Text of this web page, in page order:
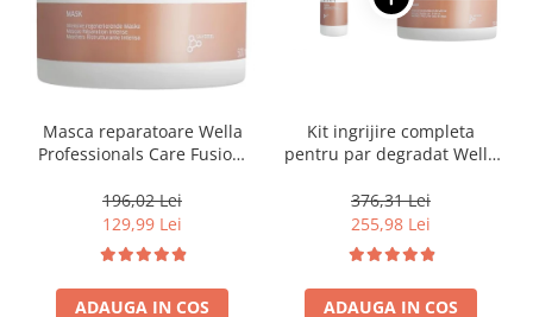
Masca reparatoare Wella
Professionals Care Fusion,
196,02 Lei
129,99 Lei
ADAUGA IN COS
Kit ingrijire completa
pentru par degradat Wella
Salon Size
376,31 Lei
255,98 Lei
ADAUGA IN COS